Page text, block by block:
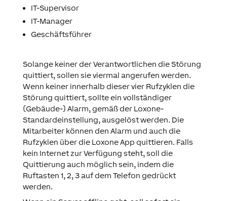
IT-Supervisor
IT-Manager
Geschäftsführer
Solange keiner der Verantwortlichen die Störung
quittiert, sollen sie viermal angerufen werden.
Wenn keiner innerhalb dieser vier Rufzyklen die
Störung quittiert, sollte ein vollständiger
(Gebäude-) Alarm, gemäß der Loxone-
Standardeinstellung, ausgelöst werden. Die
Mitarbeiter können den Alarm und auch die
Rufzyklen über die Loxone App quittieren. Falls
kein Internet zur Verfügung steht, soll die
Quittierung auch möglich sein, indem die
Ruftasten 1, 2, 3 auf dem Telefon gedrückt
werden.